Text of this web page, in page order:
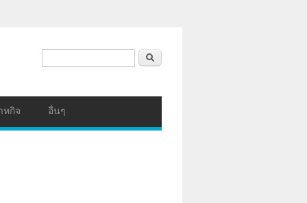
ค้นหา
หกิจ อื่นๆ